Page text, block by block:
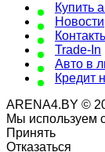
Купить
Новости
Trade-In
Авто в
Кредит
ARENA4.BY ©
Мы используем
Принять
Отказаться